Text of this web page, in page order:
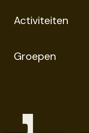
Activiteiten
Groepen